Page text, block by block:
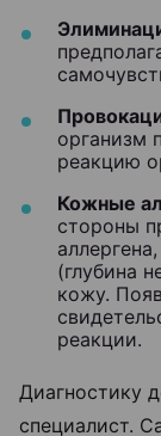
организм
реакцию
Кожные
стороны
(глубина
кожу.
реакции.
Диагностику
специалист.